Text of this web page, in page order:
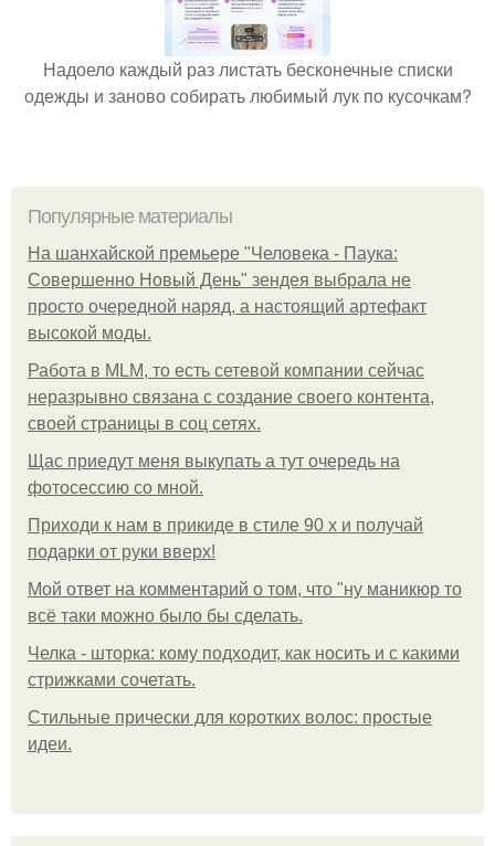
Надоело каждый раз листать бесконечные списки
одежды и заново собирать любимый лук по кусочкам?
Популярные материалы
На шанхайской премьере "Человека - Паука:
Совершенно Новый День" зендея выбрала не
просто очередной наряд, а настоящий артефакт
высокой моды.
Работа в MLM, то есть сетевой компании сейчас
неразрывно связана с создание своего контента,
своей страницы в соц сетях.
Щас приедут меня выкупать а тут очередь на
фотосессию со мной.
Приходи к нам в прикиде в стиле 90 х и получай
подарки от руки вверх!
Мой ответ на комментарий о том, что "ну маникюр то
всё таки можно было бы сделать.
Челка - шторка: кому подходит, как носить и с какими
стрижками сочетать.
Стильные прически для коротких волос: простые
идеи.